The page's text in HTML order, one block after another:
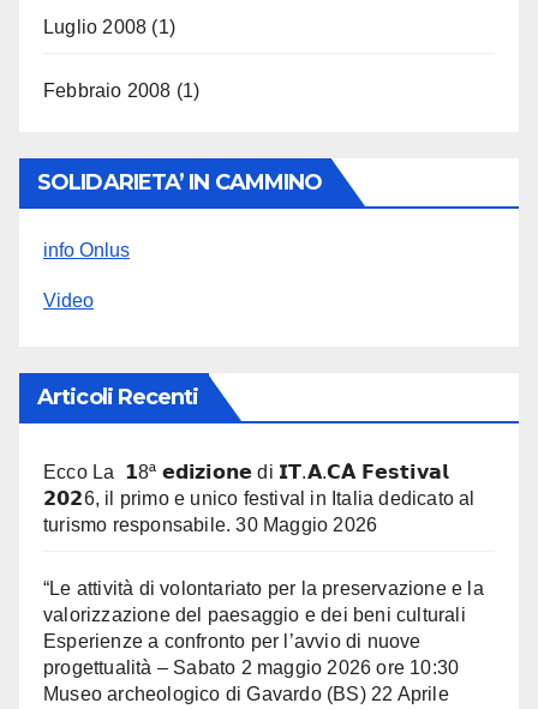
Luglio 2008 (1)
Febbraio 2008 (1)
SOLIDARIETA’ IN CAMMINO
info Onlus
Video
Articoli Recenti
Ecco La 𝟭8ª 𝗲𝗱𝗶𝘇𝗶𝗼𝗻𝗲 di 𝗜𝗧.𝗔.𝗖𝗔̀ 𝗙𝗲𝘀𝘁𝗶𝘃𝗮𝗹
𝟮𝟬𝟮6, il primo e unico festival in Italia dedicato al
turismo responsabile. 30 Maggio 2026
“Le attività di volontariato per la preservazione e la
valorizzazione del paesaggio e dei beni culturali
Esperienze a confronto per l’avvio di nuove
progettualità – Sabato 2 maggio 2026 ore 10:30
Museo archeologico di Gavardo (BS) 22 Aprile